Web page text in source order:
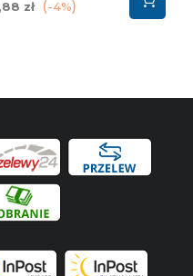
zł -4%